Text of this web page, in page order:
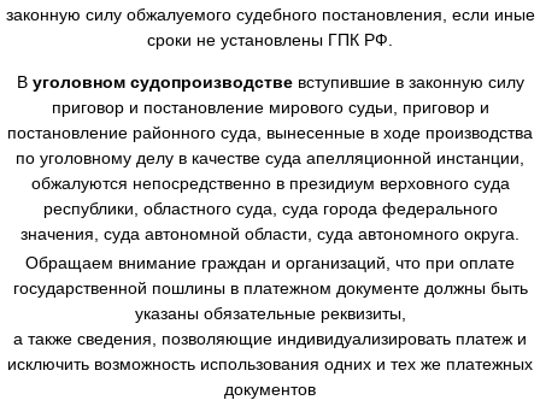
законную силу обжалуемого судебного постановления, если иные
сроки не установлены ГПК РФ.
В уголовном судопроизводствевступившие в законную силу
приговор и постановление мирового судьи, приговор и
постановление районного суда, вынесенные в ходе производства
по уголовному делу в качестве суда апелляционной инстанции,
обжалуются непосредственно в президиум верховного суда
республики, областного суда, суда города федерального
значения, суда автономной области, суда автономного округа.
Обращаем внимание граждан и организаций, что при оплате
государственной пошлины в платежном документе должны быть
указаны обязательные реквизиты,
а также сведения, позволяющие индивидуализировать платеж и
исключить возможность использования одних и тех же платежных
документов